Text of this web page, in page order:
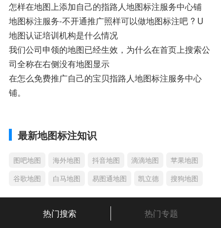
怎样在地图上添加自己的指路人地图标注服务中心铺
地图标注服务-不开通推广照样可以做地图标注吧 ? U
地图认证培训机构是什么情况
我们公司申领的地图已经生效，为什么在首页上搜索公
司全称在右侧没有地图显示
在怎么免费推广自己的宝贝指路人地图标注服务中心
铺。
最新地图标注知识
图吧地图 海外地图 抖音地图 滴滴地图
苹果地图
谷歌地图
白马地图 易图通地图 凯立德 搜狗地图
热门搜索
热门专题